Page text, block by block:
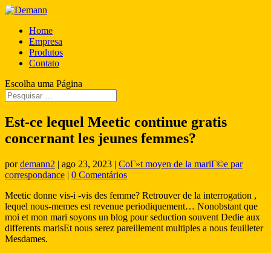
Home
Empresa
Produtos
Contato
Escolha uma Página
Est-ce lequel Meetic continue gratis
concernant les jeunes femmes?
pordemann2 | ago 23, 2023 | CoГ»t moyen de la mariГ©e par
correspondance | 0 Comentários
Meetic donne vis-i -vis des femme? Retrouver de la interrogation ,
lequel nous-memes est revenue periodiquement… Nonobstant que
moi et mon mari soyons un blog pour seduction souvent Dedie aux
differents marisEt nous serez pareillement multiples a nous feuilleter
Mesdames.